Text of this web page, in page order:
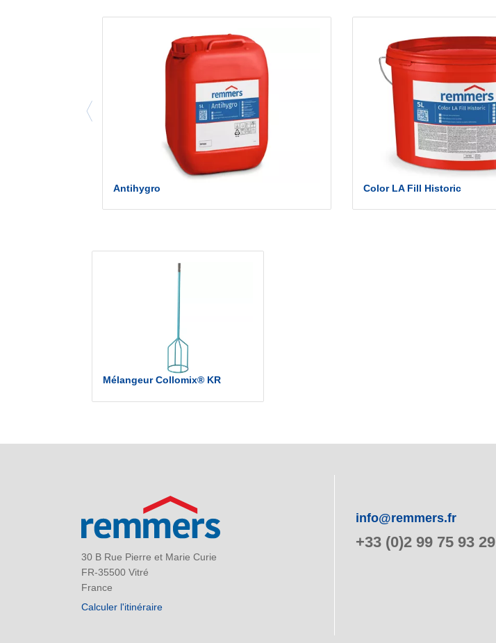
Antihygro Color LA Fill Historic
Mélangeur Collomix® KR
30 B Rue Pierre et Marie Curie
FR-35500 Vitré
France
Calculer l'itinéraire
info@remmers.fr
+33 (0)2 99 75 93 29